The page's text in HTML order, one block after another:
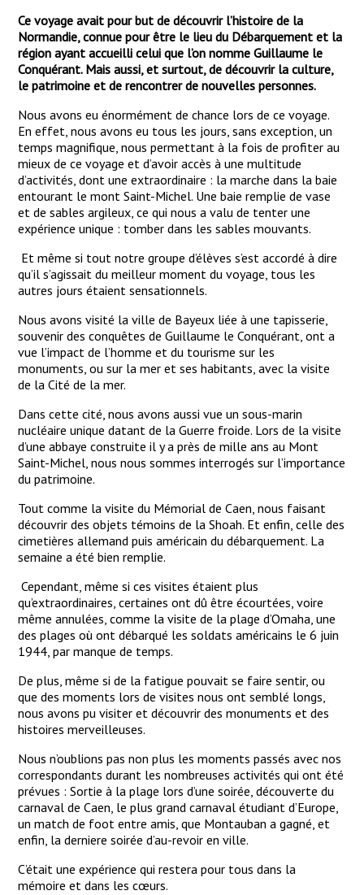
Ce voyage avait pour but de découvrir l’histoire de la
Normandie, connue pour être le lieu du Débarquement et la
région ayant accueilli celui que l’on nomme Guillaume le
Conquérant. Mais aussi, et surtout, de découvrir la culture,
le patrimoine et de rencontrer de nouvelles personnes.
Nous avons eu énormément de chance lors de ce voyage.
En effet, nous avons eu tous les jours, sans exception, un
temps magnifique, nous permettant à la fois de profiter au
mieux de ce voyage et d’avoir accès à une multitude
d’activités, dont une extraordinaire : la marche dans la baie
entourant le mont Saint-Michel. Une baie remplie de vase
et de sables argileux, ce qui nous a valu de tenter une
expérience unique : tomber dans les sables mouvants.
Et même si tout notre groupe d’élèves s’est accordé à dire
qu’il s’agissait du meilleur moment du voyage, tous les
autres jours étaient sensationnels.
Nous avons visité la ville de Bayeux liée à une tapisserie,
souvenir des conquêtes de Guillaume le Conquérant, ont a
vue l’impact de l’homme et du tourisme sur les
monuments, ou sur la mer et ses habitants, avec la visite
de la Cité de la mer.
Dans cette cité, nous avons aussi vue un sous-marin
nucléaire unique datant de la Guerre froide. Lors de la visite
d’une abbaye construite il y a près de mille ans au Mont
Saint-Michel, nous nous sommes interrogés sur l’importance
du patrimoine.
Tout comme la visite du Mémorial de Caen, nous faisant
découvrir des objets témoins de la Shoah. Et enfin, celle des
cimetières allemand puis américain du débarquement. La
semaine a été bien remplie.
Cependant, même si ces visites étaient plus
qu’extraordinaires, certaines ont dû être écourtées, voire
même annulées, comme la visite de la plage d’Omaha, une
des plages où ont débarqué les soldats américains le 6 juin
1944, par manque de temps.
De plus, même si de la fatigue pouvait se faire sentir, ou
que des moments lors de visites nous ont semblé longs,
nous avons pu visiter et découvrir des monuments et des
histoires merveilleuses.
Nous n’oublions pas non plus les moments passés avec nos
correspondants durant les nombreuses activités qui ont été
prévues : Sortie à la plage lors d’une soirée, découverte du
carnaval de Caen, le plus grand carnaval étudiant d’Europe,
un match de foot entre amis, que Montauban a gagné, et
enfin, la derniere soirée d’au-revoir en ville.
C’était une expérience qui restera pour tous dans la
mémoire et dans les cœurs.